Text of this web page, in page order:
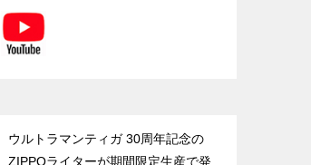
ウルトラマンティガ 30周年記念の
ZIPPOライターが期間限定生産で発